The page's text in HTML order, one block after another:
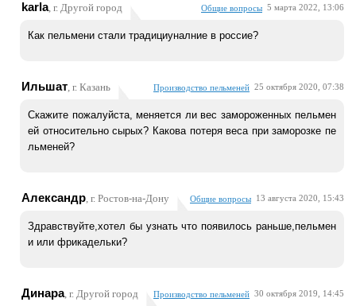
karla, г. Другой город Общие вопросы 5 марта 2022, 13:06
Как пельмени стали традициуналние в россие?
Ильшат, г. Казань Производство пельменей 25 октября 2020, 07:38
Скажите пожалуйста, меняется ли вес замороженных пельмен
ей относительно сырых? Какова потеря веса при заморозке пе
льменей?
Александр, г. Ростов-на-Дону Общие вопросы 13 августа 2020, 15:43
Здравствуйте,хотел бы узнать что появилось раньше,пельмен
и или фрикадельки?
Динара, г. Другой город Производство пельменей 30 октября 2019, 14:45